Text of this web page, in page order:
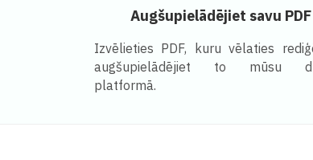
Augšupielādējiet savu PDF
Izvēlieties PDF, kuru vēlaties
augšupielādējiet to mūsu
platformā.